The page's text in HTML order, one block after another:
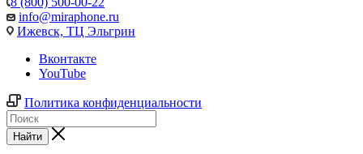
info@miraphone.ru
Ижевск, ТЦ Эльгрин
Вконтакте
YouTube
Политика конфиденциальности
Найти